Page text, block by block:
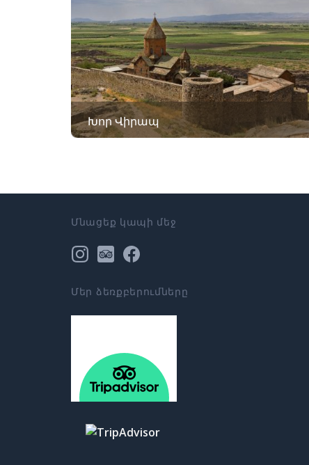
Խոր Վիրապ
Մնացեք կապի մեջ
Մեր ձեռքբերումները